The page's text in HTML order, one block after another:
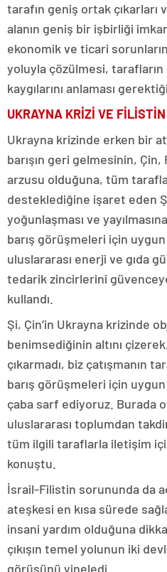
tarafın geniş ortak
alanın geniş bir işbirliği
ekonomik ve ticari
yoluyla çözülmesi,
kaygılarını anlaması
UKRAYNA KRİZİ VE FİLİSTİN
Ukrayna krizinde erken bir
barışın geri gelmesinin, Çin,
arzusu olduğuna, tüm
desteklediğine işaret eden
yoğunlaşması ve
barış görüşmeleri için
uluslararası enerji ve gıda
tedarik zincirlerini
kullandı.
Şi, Çin’in Ukrayna krizinde
benimsediğinin altını
çıkarmadı, biz çatışmanın
barış görüşmeleri için
çaba sarf ediyoruz. Burada
uluslararası toplumdan
tüm ilgili taraflarla iletişim
konuştu.
İsrail-Filistin sorununda da
ateşkesi en kısa sürede
insani yardım olduğuna
çıkışın temel yolunun iki
görüşünü yineledi.